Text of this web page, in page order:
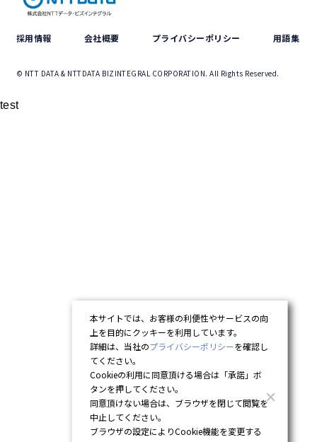
採用情報 会社概要 プライバシーポリシー 用語集
© NTT DATA & NTTDATA BIZINTEGRAL CORPORATION. All Rights Reserved.
本サイトでは、お客様の利便性やサービスの向
上を目的にクッキーを利用しています。
詳細は、当社のプライバシーポリシーを確認し
てください。
Cookieの利用に同意頂ける場合は「承諾」ボ
タンを押してください。
同意頂けない場合は、ブラウザを閉じて閲覧を
中止してください。
ブラウザの設定によりCookie機能を変更する
test